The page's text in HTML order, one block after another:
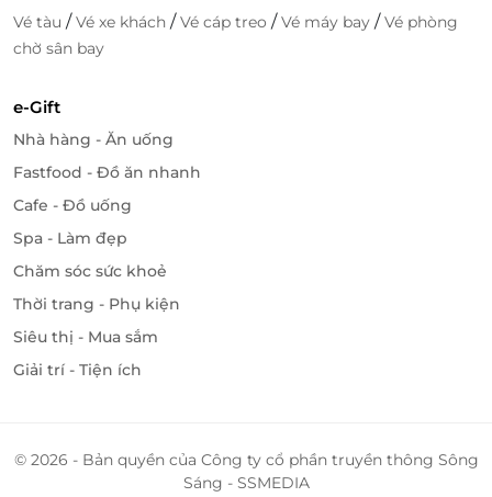
Vé tàu /Vé xe khách /Vé cáp treo /Vé máy bay /Vé phòng
chờ sân bay
e-Gift
Nhà hàng - Ăn uống
Fastfood - Đồ ăn nhanh
Cafe - Đồ uống
Spa - Làm đẹp
Chăm sóc sức khoẻ
Thời trang - Phụ kiện
Siêu thị - Mua sắm
Giải trí - Tiện ích
© 2026 - Bản quyền của Công ty cổ phần truyền thông Sông
Sáng - SSMEDIA